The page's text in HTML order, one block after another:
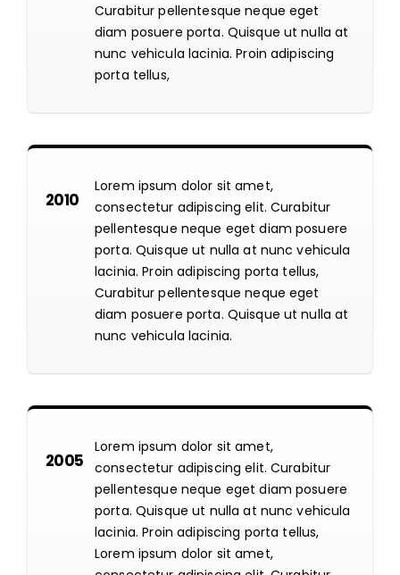
Curabitur pellentesque neque eget
diam posuere porta. Quisque ut nulla at
nunc vehicula lacinia. Proin adipiscing
porta tellus,
2010
Lorem ipsum dolor sit amet,
consectetur adipiscing elit. Curabitur
pellentesque neque eget diam posuere
porta. Quisque ut nulla at nunc vehicula
lacinia. Proin adipiscing porta tellus,
Curabitur pellentesque neque eget
diam posuere porta. Quisque ut nulla at
nunc vehicula lacinia.
2005
Lorem ipsum dolor sit amet,
consectetur adipiscing elit. Curabitur
pellentesque neque eget diam posuere
porta. Quisque ut nulla at nunc vehicula
lacinia. Proin adipiscing porta tellus,
Lorem ipsum dolor sit amet,